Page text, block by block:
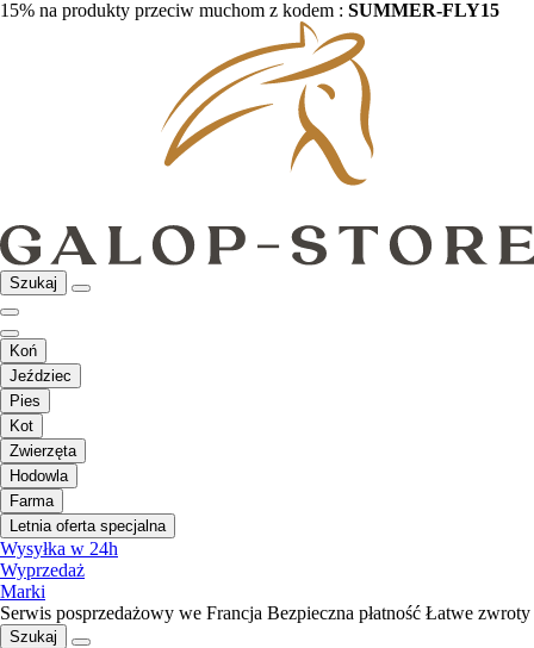
15% na produkty przeciw muchom z kodem : SUMMER-FLY15
Szukaj
Koń
Jeździec
Pies
Kot
Zwierzęta
Hodowla
Farma
Letnia oferta specjalna
Wysyłka w 24h
Wyprzedaż
Marki
Serwis posprzedażowy we Francja Bezpieczna płatność Łatwe zwroty
Szukaj